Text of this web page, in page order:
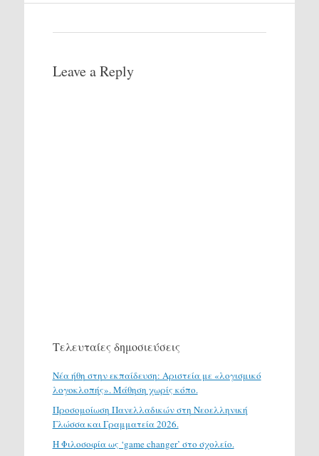
Leave a Reply
Τελευταίες δημοσιεύσεις
Νέα ήθη στην εκπαίδευση: Αριστεία με «λογισμικό
λογοκλοπής». Μάθηση χωρίς κόπο.
Προσομοίωση Πανελλαδικών στη Νεοελληνική
Γλώσσα και Γραμματεία 2026.
H Φιλοσοφία ως ‘game changer’ στο σχολείο.